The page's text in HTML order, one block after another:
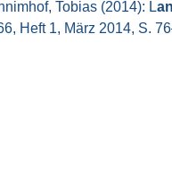
Tobias (2014): L
Heft 1, März 2014, S.